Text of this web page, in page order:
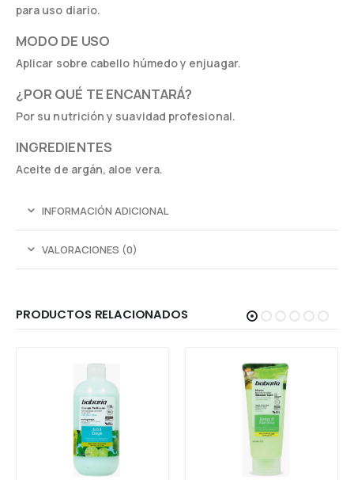
para uso diario.
MODO DE USO
Aplicar sobre cabello húmedo y enjuagar.
¿POR QUÉ TE ENCANTARÁ?
Por su nutrición y suavidad profesional.
INGREDIENTES
Aceite de argán, aloe vera.
INFORMACIÓN ADICIONAL
VALORACIONES (0)
PRODUCTOS RELACIONADOS